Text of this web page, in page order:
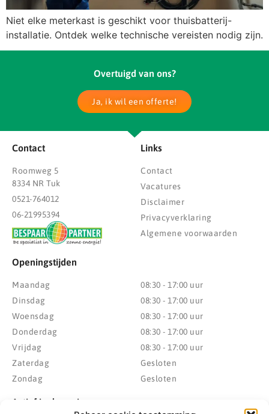
Niet elke meterkast is geschikt voor thuisbatterij-
installatie. Ontdek welke technische vereisten nodig zijn.
Overtuigd van ons?
Ja, ik wil een offerte!
Contact
Roomweg 5
8334 NR Tuk
0521-764012
06-21995394
Links
Contact
Vacatures
Disclaimer
Privacyverklaring
Algemene voorwaarden
Openingstijden
Maandag
Dinsdag
Woensdag
Donderdag
Vrijdag
Zaterdag
Zondag
08:30 - 17:00 uur
08:30 - 17:00 uur
08:30 - 17:00 uur
08:30 - 17:00 uur
08:30 - 17:00 uur
Gesloten
Gesloten
Actief in de regio